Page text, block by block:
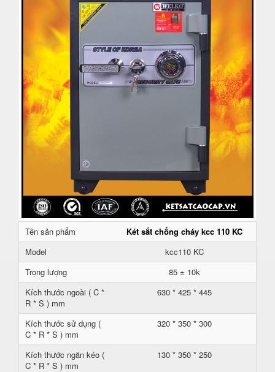
Tên sản phẩm
Két sắt chống cháy kcc 110 KC
Model
kcc110 KC
Trọng lượng
85 ± 10k
Kích thước ngoài ( C *
R * S ) mm
630 * 425 * 445
Kích thước sử dụng (
C * R * S ) mm
320 * 350 * 300
Kích thước ngăn kéo (
C * R * S ) mm
130 * 350 * 250